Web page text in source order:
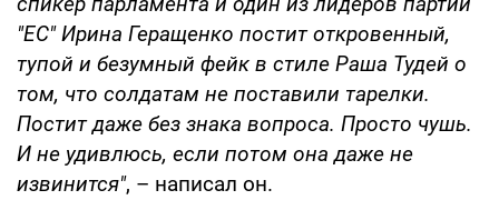
"ЕС" Ирина Геращенко постит откровенный,
тупой и безумный фейк в стиле Раша Тудей о
том, что солдатам не поставили тарелки.
Постит даже без знака вопроса. Просто чушь.
И не удивлюсь, если потом она даже не
извинится", – написал он.